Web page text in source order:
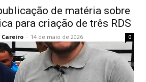
de matéria sobre
para criação de três RDS
- 14 de maio de 2026 0